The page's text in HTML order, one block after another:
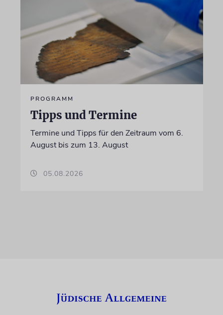
PROGRAMM
Tipps und Termine
Termine und Tipps für den Zeitraum vom 6.
August bis zum 13. August
05.08.2026